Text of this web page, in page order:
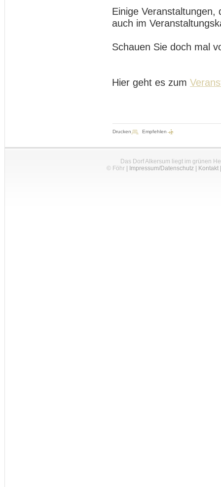
Einige Veranstaltungen,
auch im
Schauen Sie doch mal
Hier geht es zum
Drucken Empfehlen
Das Dorf Alkersum liegt im grünen
© Föhr| Impressum/Datenschutz| Kontakt